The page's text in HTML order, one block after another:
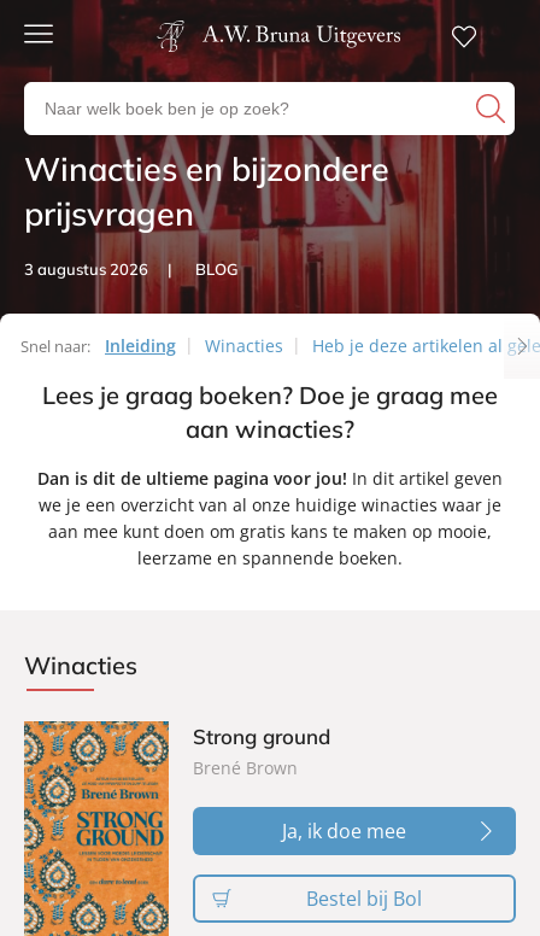
Gratis
verzending
23:00
besteld,
volgende
werkdag
in huis
betalen
Gratis
Zoeken
naar
auteurs
uitgevers
Artikelen
Winacties en bijzondere
prijsvragen
3 augustus 2026 BLOG
Snel naar: Inleiding Winacties
Heb je deze artikelen al
Artikelen
Lees je graag boeken? Doe je graag mee
aan winacties?
Dan is dit de ultieme pagina voor jou! In dit artikel geven
we je een overzicht van al onze huidige winacties waar je
aan mee kunt doen om gratis kans te maken op mooie,
leerzame en spannende boeken.
Winacties
Strong ground
Brené Brown
Ja, ik doe mee
Bestel bij Bol